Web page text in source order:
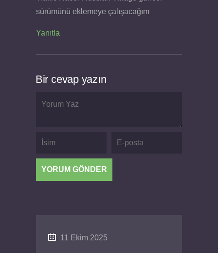
sürümünü eklemeye çalışacağım
Yanıtla
Bir cevap yazın
11 Ekim 2025